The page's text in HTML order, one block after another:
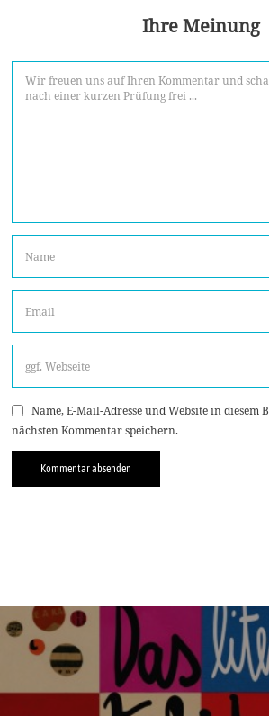
Ihre Meinung
Name, E-Mail-Adresse und Website in diesem
nächsten Kommentar speichern.